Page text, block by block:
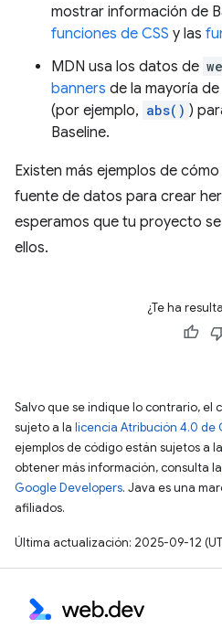
mostrar información de
funciones de CSS y las
MDN usa los datos de
banners de la mayoría
(por ejemplo, abs() )
Baseline.
Existen más ejemplos de
fuente de datos para crear
esperamos que tu proyecto
ellos.
¿Te ha
Salvo que se indique lo contrario, el
sujeto a la licencia Atribución 4.0 de
ejemplos de código están sujetos a la
obtener más información, consulta
Google Developers. Java es una
afiliados.
Última actualización: 2025-09-12